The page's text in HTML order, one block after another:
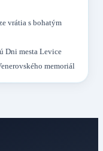
vrátia s bohatým
Dni mesta Levice
memoriál